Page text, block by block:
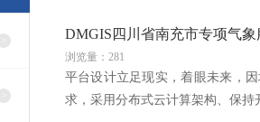
DMGIS四川省南充市专项气象
浏览量：281
平台设计立足现实，着眼未来，
求，采用分布式云计算架构、保